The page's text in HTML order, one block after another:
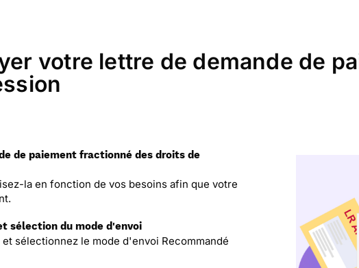
votre lettre de demande de
de paiement fractionné des droits de
la en fonction de vos besoins afin que votre
sélection du mode d'envoi
sélectionnez le mode d'envoi Recommandé